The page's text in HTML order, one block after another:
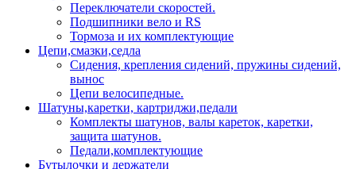
Переключатели скоростей.
Подшипники вело и RS
Тормоза и их комплектующие
Цепи,смазки,седла
Сидения, крепления сидений, пружины сидений,
вынос
Цепи велосипедные.
Шатуны,каретки, картриджи,педали
Комплекты шатунов, валы кареток, каретки,
защита шатунов.
Педали,комплектующие
Бутылочки и держатели